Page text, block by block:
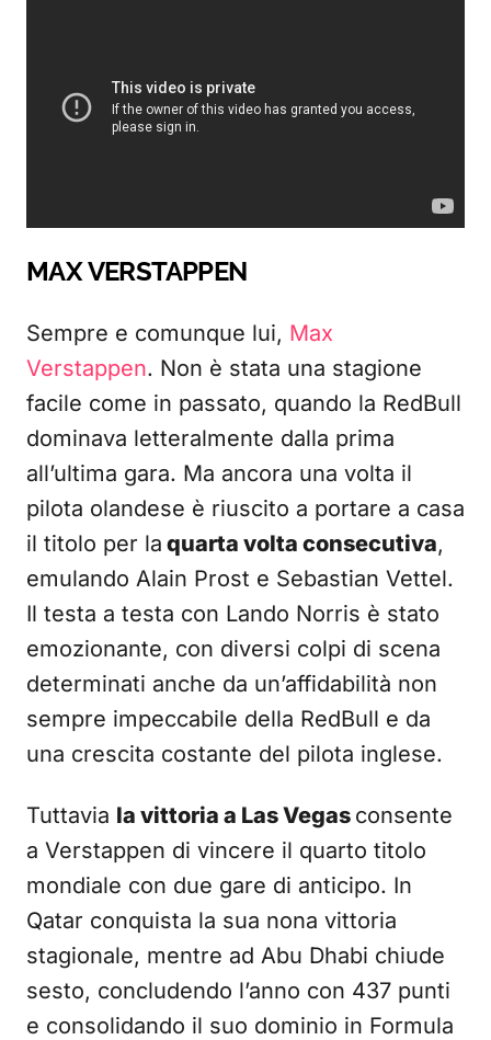
MAX VERSTAPPEN
Sempre e comunque lui, Max
Verstappen. Non è stata una stagione
facile come in passato, quando la RedBull
dominava letteralmente dalla prima
all’ultima gara. Ma ancora una volta il
pilota olandese è riuscito a portare a casa
il titolo per la quarta volta consecutiva,
emulando Alain Prost e Sebastian Vettel.
Il testa a testa con Lando Norris è stato
emozionante, con diversi colpi di scena
determinati anche da un’affidabilità non
sempre impeccabile della RedBull e da
una crescita costante del pilota inglese.
Tuttavia la vittoria a Las Vegas consente
a Verstappen di vincere il quarto titolo
mondiale con due gare di anticipo. In
Qatar conquista la sua nona vittoria
stagionale, mentre ad Abu Dhabi chiude
sesto, concludendo l’anno con 437 punti
e consolidando il suo dominio in Formula